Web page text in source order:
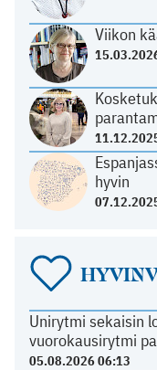
Viikon
hyvin
Unirytmi sekaisin
vuorokausirytmi
05.08.2026 06:13